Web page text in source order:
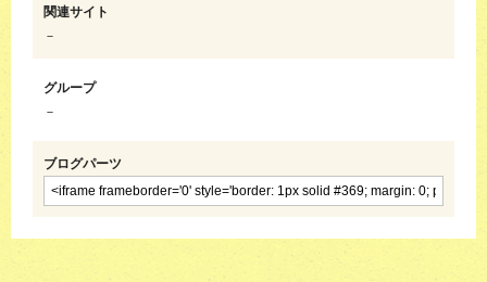
関連サイト
－
グループ
－
ブログパーツ